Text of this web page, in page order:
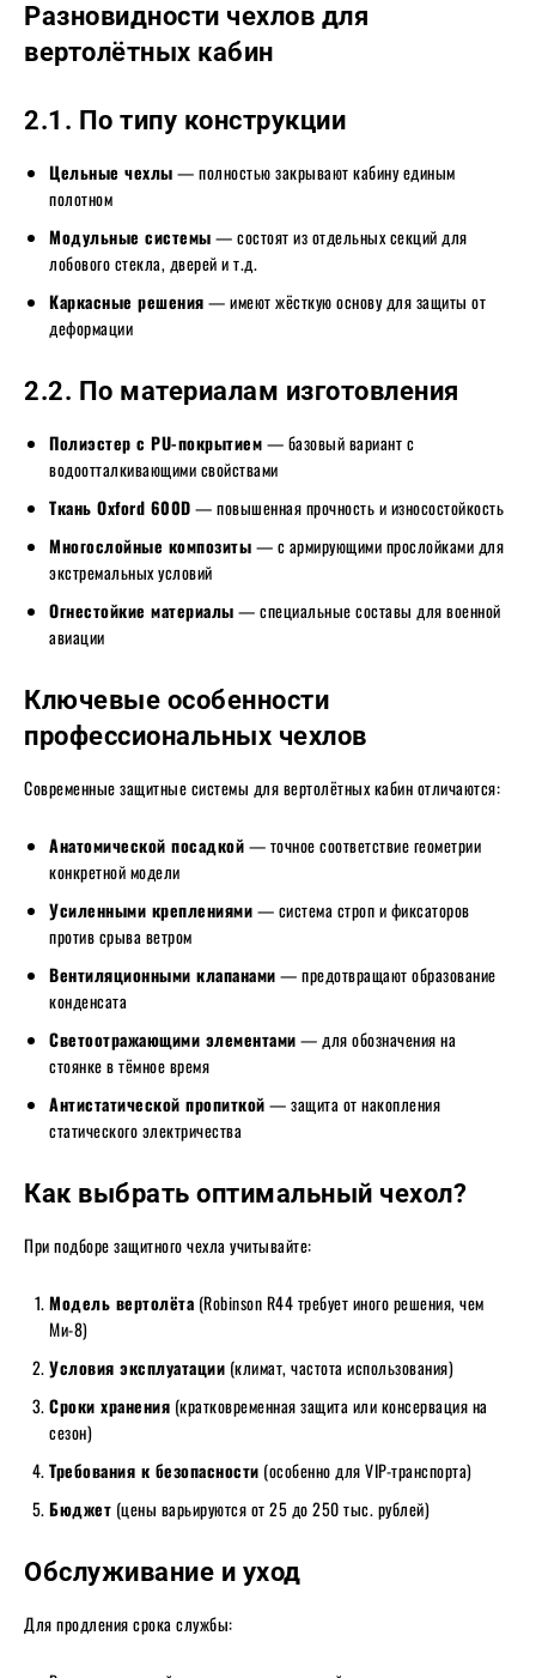
Разновидности чехлов для
вертолётных кабин
2.1. По типу конструкции
Цельные чехлы— полностью закрывают кабину единым
полотном
Модульные системы— состоят из отдельных секций для
лобового стекла, дверей и т.д.
Каркасные решения— имеют жёсткую основу для защиты от
деформации
2.2. По материалам изготовления
Полиэстер с PU-покрытием— базовый вариант с
водоотталкивающими свойствами
Ткань Oxford 600D— повышенная прочность и износостойкость
Многослойные композиты— с армирующими прослойками для
экстремальных условий
Огнестойкие материалы— специальные составы для военной
авиации
Ключевые особенности
профессиональных чехлов
Современные защитные системы для вертолётных кабин отличаются:
Анатомической посадкой— точное соответствие геометрии
конкретной модели
Усиленными креплениями— система строп и фиксаторов
против срыва ветром
Вентиляционными клапанами— предотвращают образование
конденсата
Светоотражающими элементами— для обозначения на
стоянке в тёмное время
Антистатической пропиткой— защита от накопления
статического электричества
Как выбрать оптимальный чехол?
При подборе защитного чехла учитывайте:
Модель вертолёта (Robinson R44 требует иного решения, чем
Ми-8)
Условия эксплуатации (климат, частота использования)
Сроки хранения (кратковременная защита или консервация на
сезон)
Требования к безопасности (особенно для VIP-транспорта)
Бюджет (цены варьируются от 25 до 250 тыс. рублей)
Обслуживание и уход
Для продления срока службы: